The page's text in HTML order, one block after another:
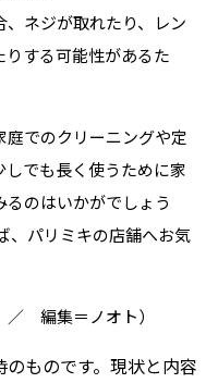
ネジが取れたり、レン
する可能性があるた
でのクリーニングや定
でも長く使うために家
のはいかがでしょう
、パリミキの店舗へお気
／ 編集＝ノオト）
ものです。現状と内容